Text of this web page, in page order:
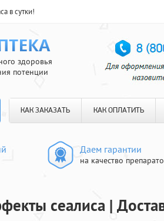
в сутки!
здоровья
потенции
КАК ЗАКАЗАТЬ КАК ОПЛАТИТЬ
Даем гарантии
на качество
сеалиса |